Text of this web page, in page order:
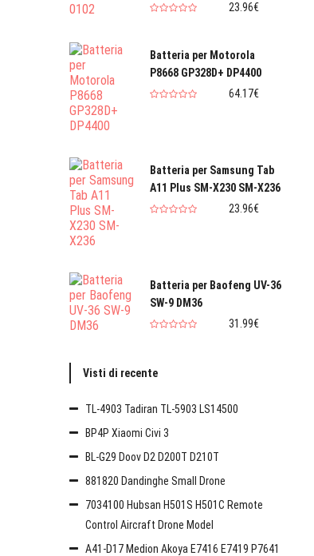
23.96€
Batteria per Motorola
P8668 GP328D+ DP4400
64.17€
Batteria per Samsung Tab
A11 Plus SM-X230 SM-X236
23.96€
Batteria per Baofeng UV-36
SW-9 DM36
31.99€
Visti di recente
TL-4903 Tadiran TL-5903 LS14500
BP4P Xiaomi Civi 3
BL-G29 Doov D2 D200T D210T
881820 Dandinghe Small Drone
7034100 Hubsan H501S H501C Remote
Control Aircraft Drone Model
A41-D17 Medion Akoya E7416 E7419 P7641